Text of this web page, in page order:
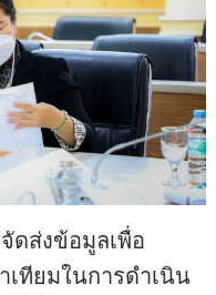
ดส่งข้อมูลเพื่อ
เทียมในการดำเนิน